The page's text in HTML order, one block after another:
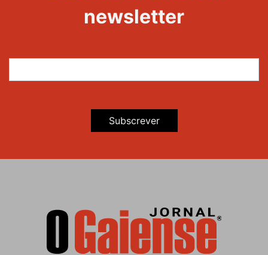
newsletter
Subscrever